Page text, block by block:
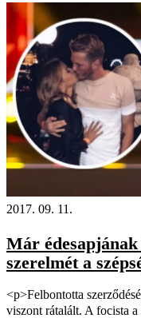
2017. 09. 11.
Már
szerelmét a
<p>Felbontotta
viszont rátalált. A focista